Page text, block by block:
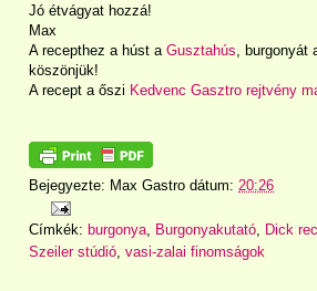
Jó étvágyat hozzá!
Max
A recepthez a húst a Gusztahús , burgonyát
köszönjük!
A recept a őszi Kedvenc Gasztro rejtvény
Bejegyezte: Max Gastro dátum: 20:26
Címkék: burgonya, Burgonyakutató, Dick
Szeiler stúdió, vasi-zalai finomságok